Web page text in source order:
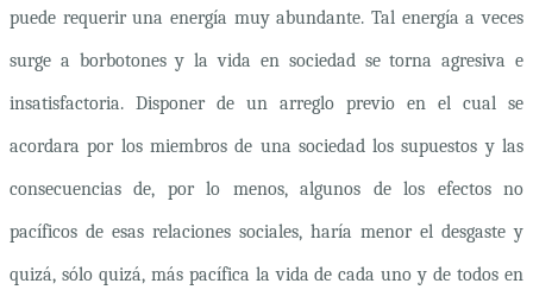
puede requerir una energía muy abundante. Tal energía a veces
surge a borbotones y la vida en sociedad se torna agresiva e
insatisfactoria. Disponer de un arreglo previo en el cual se
acordara por los miembros de una sociedad los supuestos y las
consecuencias de, por lo menos, algunos de los efectos no
pacíficos de esas relaciones sociales, haría menor el desgaste y
quizá, sólo quizá, más pacífica la vida de cada uno y de todos en